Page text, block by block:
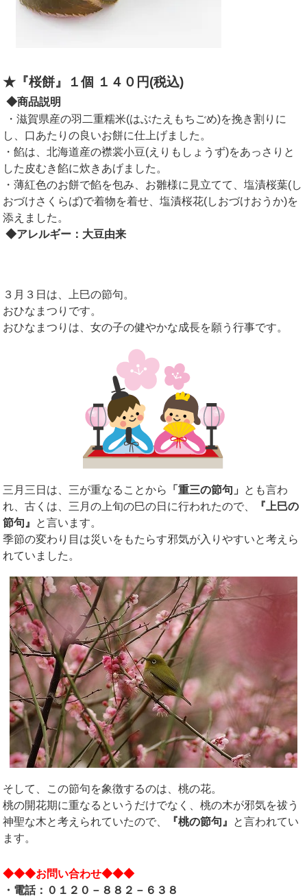
★『桜餅』１個 １４０円(税込)
◆商品説明
・滋賀県産の羽二重糯米(はぶたえもちごめ)を挽き割りに
し、口あたりの良いお餅に仕上げました。
・餡は、北海道産の襟裳小豆(えりもしょうず)をあっさりと
した皮むき餡に炊きあげました。
・薄紅色のお餅で餡を包み、お雛様に見立てて、塩漬桜葉(し
おづけさくらば)で着物を着せ、塩漬桜花(しおづけおうか)を
添えました。
◆アレルギー：大豆由来
３月３日は、上巳の節句。
おひなまつりです。
おひなまつりは、女の子の健やかな成長を願う行事です。
三月三日は、三が重なることから 「重三の節句」 とも言わ
れ、古くは、三月の上旬の巳の日に行われたので、
『上巳の
節句』 と言います。
季節の変わり目は災いをもたらす邪気が入りやすいと考えら
れていました。
そして、この節句を象徴するのは、桃の花。
桃の開花期に重なるというだけでなく、桃の木が邪気を祓う
神聖な木と考えられていたので、
『桃の節句』 と言われてい
ます。
◆◆◆お問い合わせ◆◆◆
・電話：０１２０－８８２－６３８